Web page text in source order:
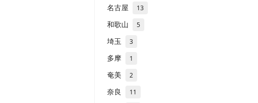
名古屋 13
和歌山 5
埼玉 3
多摩 1
奄美 2
奈良 11